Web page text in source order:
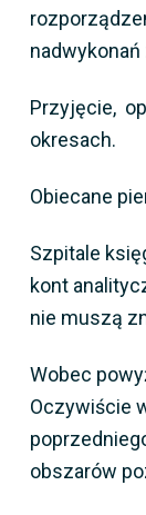
Przyjęcie,
okresach.
Obiecane
Szpitale
kont
nie muszą
Wobec
Oczywiście
obszarów